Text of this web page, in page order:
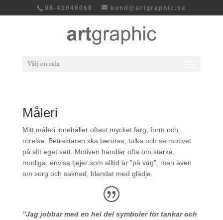
08-41040068 kund@artgraphic.se
Välj en sida
Måleri
Mitt måleri innehåller oftast mycket färg, form och
rörelse. Betraktaren ska beröras, tolka och se motivet
på sitt eget sätt. Motiven handlar ofta om starka,
modiga, envisa tjejer som alltid är ”på väg”, men även
om sorg och saknad, blandat med glädje.
”Jag jobbar med en hel del symboler för tankar och